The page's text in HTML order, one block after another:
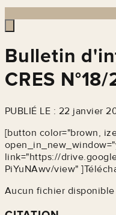
Bulletin
CRES
PUBLIÉ LE : 22 janvier
[button color="brown,
link="https://
PiYuNAwv/view"
Aucun fichier